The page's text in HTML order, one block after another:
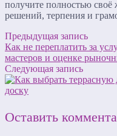
получите полностью своё
решений, терпения и
Предыдущая запись
Как не переплатить за
мастеров и оценке
Следующая запись
доску
Оставить